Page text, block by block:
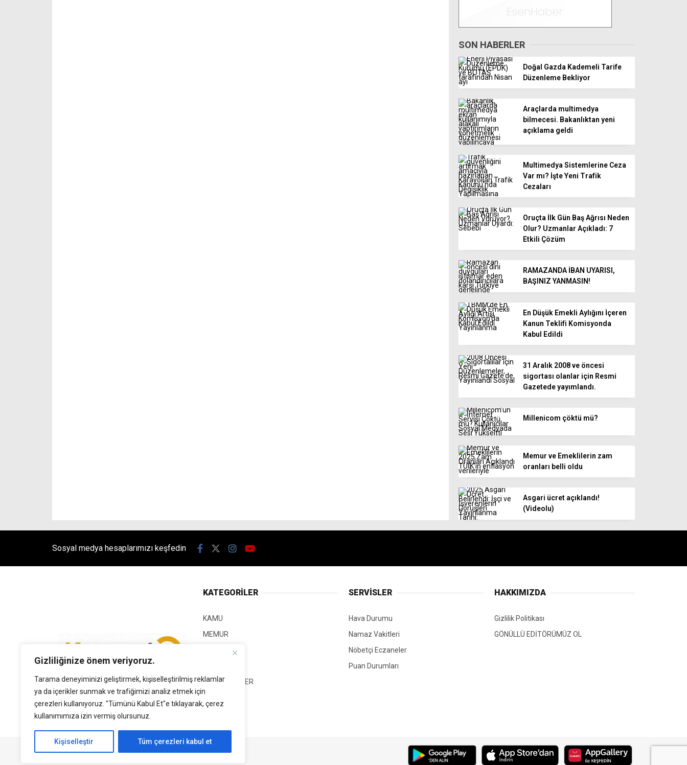
Gizliliğinize önem veriyoruz.
Tarama deneyiminizi geliştirmek, kişiselleştirilmiş reklamlar
ya da içerikler sunmak ve trafiğimizi analiz etmek için
çerezleri kullanıyoruz. "Tümünü Kabul Et"e tıklayarak, çerez
kullanımımıza izin vermiş olursunuz.
Kişiselleştir Tüm çerezleri kabul et
SON HABERLER
Doğal Gazda Kademeli Tarife
Düzenleme Bekliyor
Araçlarda multimedya
bilmecesi. Bakanlıktan yeni
açıklama geldi
Multimedya Sistemlerine Ceza
Var mı? İşte Yeni Trafik
Cezaları
Oruçta İlk Gün Baş Ağrısı Neden
Olur? Uzmanlar Açıkladı: 7
Etkili Çözüm
RAMAZANDA İBAN UYARISI,
BAŞINIZ YANMASIN!
En Düşük Emekli Aylığını İçeren
Kanun Teklifi Komisyonda
Kabul Edildi
31 Aralık 2008 ve öncesi
sigortası olanlar için Resmi
Gazetede yayımlandı.
Millenicom çöktü mü?
Memur ve Emeklilerin zam
oranları belli oldu
Asgari ücret açıklandı!
(Videolu)
Sosyal medya hesaplarımızı keşfedin
KATEGORİLER
KAMU
MEMUR
GÜNCEL HABER
SERVİSLER
Hava Durumu
Namaz Vakitleri
Nöbetçi Eczaneler
Puan Durumları
HAKKIMIZDA
Gizlilik Politikası
GÖNÜLLÜ EDİTÖRÜMÜZ OL
Tüm Hakları Saklıdır. | Kamubilgi.com | 2026